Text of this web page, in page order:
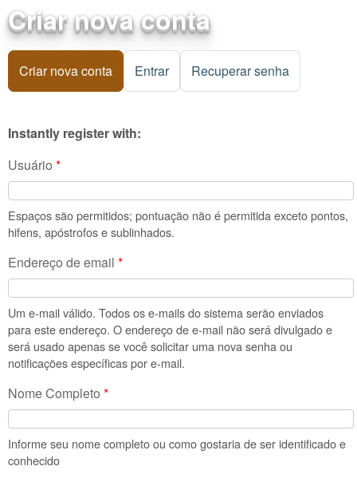
Criar nova conta
Criar nova conta (aba ativa)
Entrar Recuperar senha
Instantly register with:
Usuário *
Espaços são permitidos; pontuação não é permitida exceto pontos,
hifens, apóstrofos e sublinhados.
Endereço de email *
Um e-mail válido. Todos os e-mails do sistema serão enviados
para este endereço. O endereço de e-mail não será divulgado e
será usado apenas se você solicitar uma nova senha ou
notificações específicas por e-mail.
Nome Completo *
Informe seu nome completo ou como gostaria de ser identificado e
conhecido